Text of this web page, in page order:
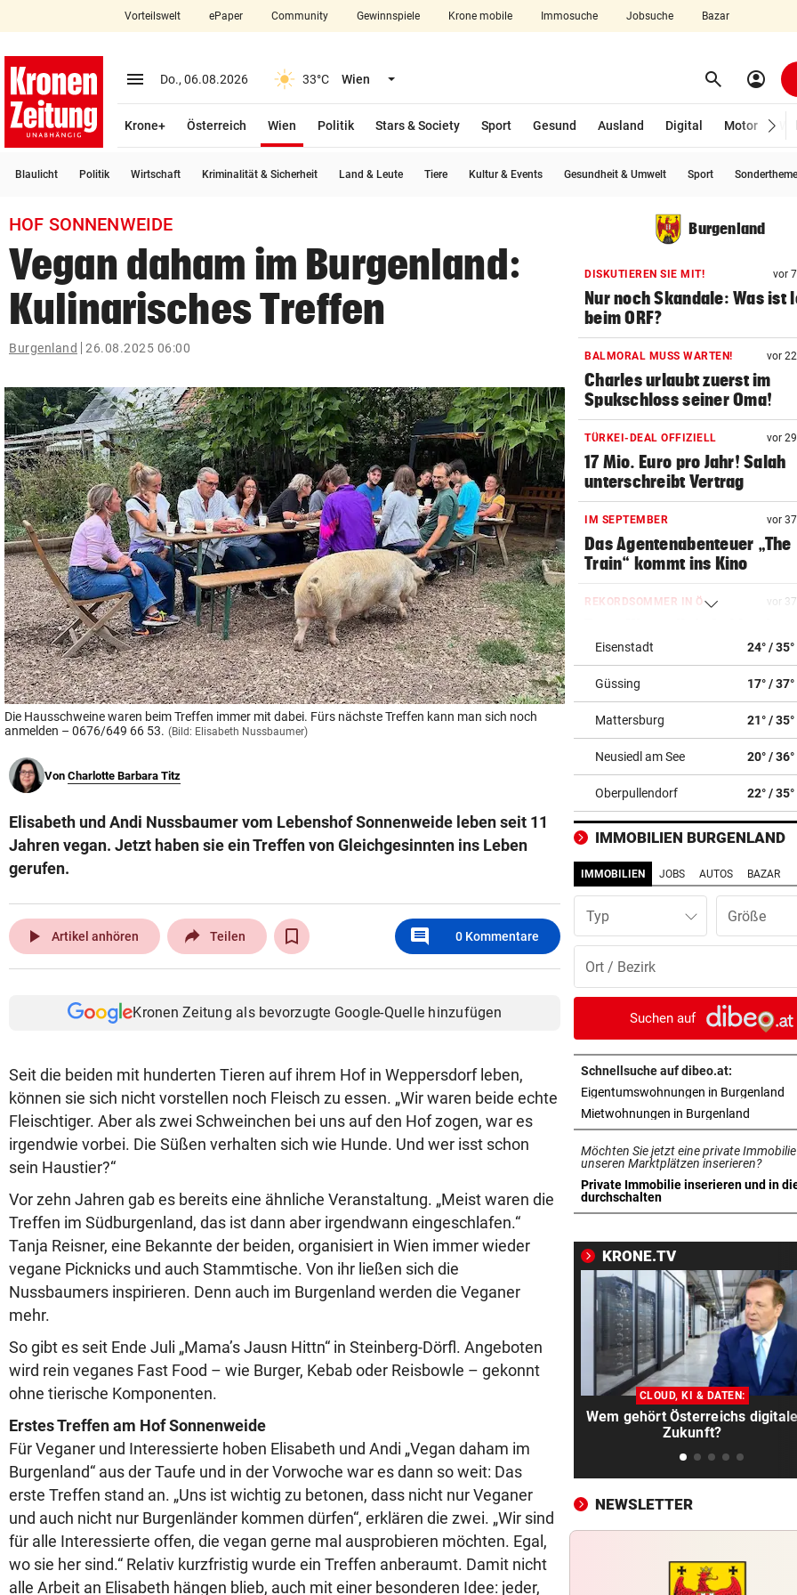
closeSchließen
account_circle Anmelden
arrow_right
bookmark
Suchbegriff
eingeben
© Krone Multimedia GmbH & Co KG 2026
Muthgasse 2, 1190 Wien
Vorteilswelt ePaper Community Gewinnspiele Krone mobile Immosuche Jobsuche Bazar
menu Menü aufklappen
Do., 06.08.2026 33°C Wien Menü aufklappen search Suchen
account_circle
Krone+ Österreich Wien
Politik
Stars & Society Sport Gesund Ausland Digital Motor
Blaulicht Politik Wirtschaft Kriminalität & Sicherheit Land & Leute Tiere Kultur & Events Gesundheit & Umwelt Sport
HOF SONNENWEIDE
Vegan daham im Burgenland:
Kulinarisches Treffen
Burgenland 26.08.2025 06:00
Die Hausschweine waren beim Treffen immer mit dabei. Fürs nächste Treffen kann man sich noch
anmelden – 0676/649 66 53. (Bild: Elisabeth Nussbaumer)
Von Charlotte Barbara Titz
Elisabeth und Andi Nussbaumer vom Lebenshof Sonnenweide leben seit 11
Jahren vegan. Jetzt haben sie ein Treffen von Gleichgesinnten ins Leben
gerufen.
play_arrow Artikel anhören Teilen comment 0 Kommentare
Kronen Zeitung als bevorzugte Google-Quelle hinzufügen
Seit die beiden mit hunderten Tieren auf ihrem Hof in Weppersdorf leben,
können sie sich nicht vorstellen noch Fleisch zu essen. „Wir waren beide echte
Fleischtiger. Aber als zwei Schweinchen bei uns auf den Hof zogen, war es
irgendwie vorbei. Die Süßen verhalten sich wie Hunde. Und wer isst schon
sein Haustier?“
Vor zehn Jahren gab es bereits eine ähnliche Veranstaltung. „Meist waren die
Treffen im Südburgenland, das ist dann aber irgendwann eingeschlafen.“
Tanja Reisner, eine Bekannte der beiden, organisiert in Wien immer wieder
vegane Picknicks und auch Stammtische. Von ihr ließen sich die
Nussbaumers inspirieren. Denn auch im Burgenland werden die Veganer
mehr.
So gibt es seit Ende Juli „Mama’s Jausn Hittn“ in Steinberg-Dörfl. Angeboten
wird rein veganes Fast Food – wie Burger, Kebab oder Reisbowle – gekonnt
ohne tierische Komponenten.
Erstes Treffen am Hof Sonnenweide
Für Veganer und Interessierte hoben Elisabeth und Andi „Vegan daham im
Burgenland“ aus der Taufe und in der Vorwoche war es dann so weit: Das
erste Treffen stand an. „Uns ist wichtig zu betonen, dass nicht nur Veganer
und auch nicht nur Burgenländer kommen dürfen“, erklären die zwei. „Wir sind
für alle Interessierte offen, die vegan gerne mal ausprobieren möchten. Egal,
wo sie her sind.“ Relativ kurzfristig wurde ein Treffen anberaumt. Damit nicht
alle Arbeit an Elisabeth hängen blieb, auch mit einer besonderen Idee: jeder,
Burgenland
DISKUTIEREN SIE MIT! vor
Nur noch Skandale: Was ist
beim ORF?
BALMORAL MUSS WARTEN! vor
Charles urlaubt zuerst im
Spukschloss seiner Oma!
TÜRKEI-DEAL OFFIZIELL vor
17 Mio. Euro pro Jahr! Salah
unterschreibt Vertrag
IM SEPTEMBER vor
Das Agentenabenteuer „The
Train“ kommt ins Kino
REKORDSOMMER IN Ö vor
Hütten ohne Wasser
MORDALARM IN NÖ vor
Kampfsportler erschlägt
Flirt im Streit
vor
Wirbel um WM-Finale 2030:
reagiert Spanien
FLUGHAFEN LEIPZIG
Das ist bisher über die
Sprengstoff-Drohne
„Nine Lives“ erlegt
EU IST ALARMIERT vor
Russische Kanäle haben
Krise verstärkt
ÜBERRASCHENDER DÄMPFER vor
Zverev schimpft nach Aus:
schlechteste Match“
Bub (4) trieb regungslos im
Wasser – reanimiert!
TÜR VEREITELT ÜBERFALL
Tollpatschiger Räuber muss
sieben Jahre absitzen
ABKOCH-EMPFEHLUNG vor
Unwetter: Trinkwasser in
Ort verunreinigt!
„WUT UND VERBITTERUNG“ vor
Anschlag in München
RÜCKSCHLAG FÜR ÖSV-ASS
Sturz von Lamparter: Jetzt
IN BACHBETT GEFANGEN
Eisenstadt 24° / 35°
Güssing 17° / 37°
Mattersburg 21° / 35°
Neusiedl am See 20° / 36°
Oberpullendorf 22° / 35°
IMMOBILIEN BURGENLAND
IMMOBILIEN JOBS AUTOS BAZAR
Typ
Suchen auf
Schnellsuche auf dibeo.at:
Eigentumswohnungen in Burgenland
Mietwohnungen in Burgenland
Möchten Sie jetzt eine private
unseren Marktplätzen inserieren?
Private Immobilie inserieren und in
durchschalten
in neuem Tab öffnen
KRONE.TV
CLOUD, KI & DATEN:
Wem gehört Österreichs
Zukunft?
NEWSLETTER